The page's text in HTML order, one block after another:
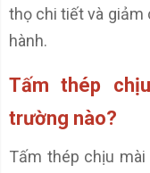
thọ chi tiết và giảm
hành.
Tấm thép
trường nào?
Tấm thép chịu